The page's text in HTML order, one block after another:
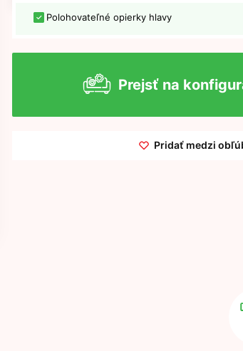
Polohovateľné opierky hlavy
Prejsť na
Pridať medzi